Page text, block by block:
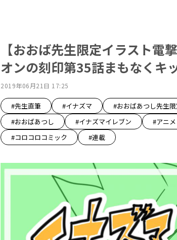
【おおば先生限定イラスト
オンの刻印第35話まもなくキ
2019年06月21日 17:25
#先生直筆 #イナズマ #おおばあつし先生
#おおばあつし
#イナズマイレブン #アニメ
#コロコロコミック
#連載